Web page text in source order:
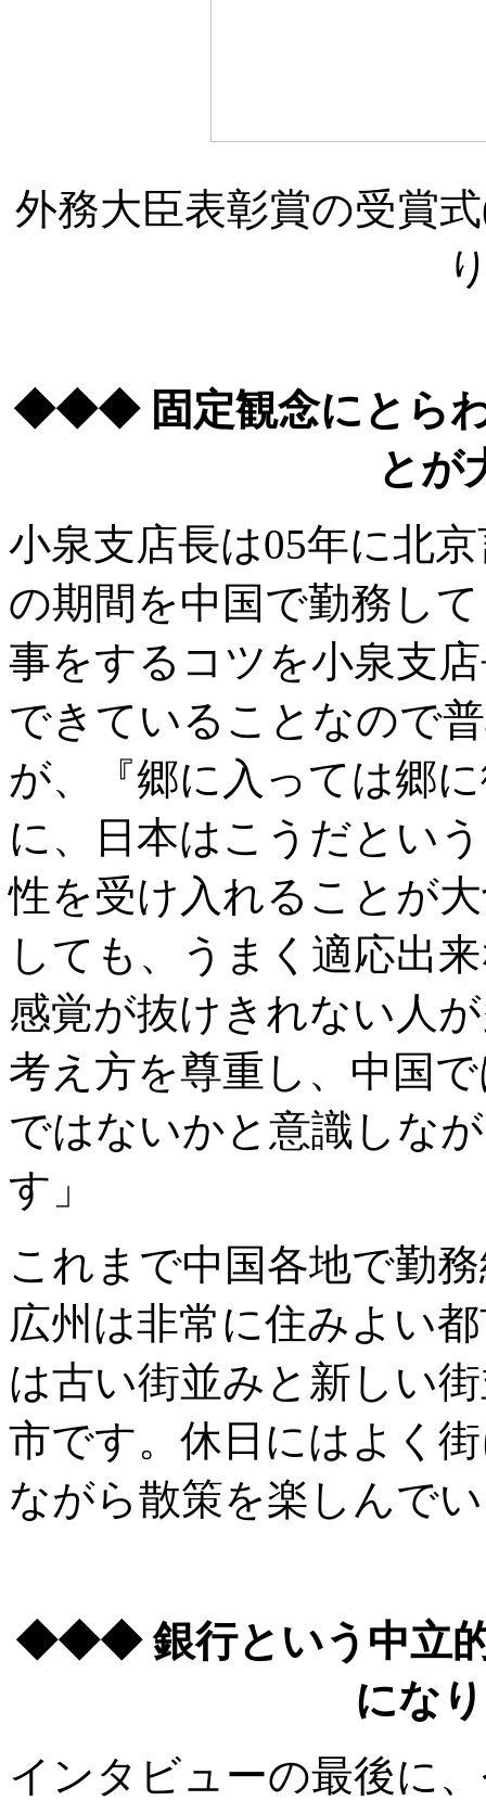
外務大臣表彰賞の受賞
◆◆◆ 固定観念にとらわ
と
小泉支店長は05年に北
の期間を中国で勤務し
事をするコツを小泉支
できていることなので
が、『郷に入っては郷
に、日本はこうだとい
性を受け入れることが
しても、うまく適応出
感覚が抜けきれない人
考え方を尊重し、中国
ではないかと意識しな
す」
これまで中国各地で勤
広州は非常に住みよい
は古い街並みと新しい
市です。休日にはよく
ながら散策を楽しんで
◆◆◆ 銀行という中立的
にな
インタビューの最後に